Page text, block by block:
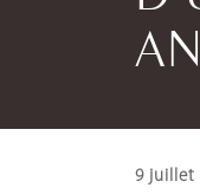
9 juillet